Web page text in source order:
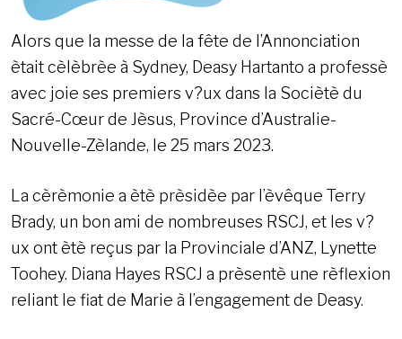
Alors que la messe de la fête de l’Annonciation
ètait cèlèbrèe à Sydney, Deasy Hartanto a professè
avec joie ses premiers v?ux dans la Sociètè du
Sacré-Cœur de Jèsus, Province d’Australie-
Nouvelle-Zèlande, le 25 mars 2023.
La cèrèmonie a ètè prèsidèe par l’èvêque Terry
Brady, un bon ami de nombreuses RSCJ, et les v?
ux ont ètè reçus par la Provinciale d’ANZ, Lynette
Toohey. Diana Hayes RSCJ a prèsentè une rèflexion
reliant le fiat de Marie à l’engagement de Deasy.